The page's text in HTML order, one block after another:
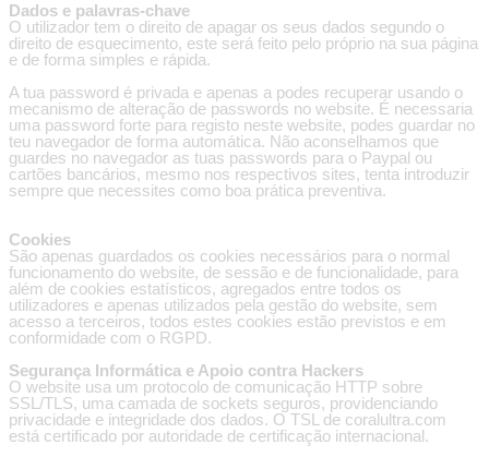
Dados e palavras-chave
O utilizador tem o direito de apagar os seus dados segundo o
direito de esquecimento, este será feito pelo próprio na sua página
e de forma simples e rápida.
A tua password é privada e apenas a podes recuperar usando o
mecanismo de alteração de passwords no website. É necessaria
uma password forte para registo neste website, podes guardar no
teu navegador de forma automática. Não aconselhamos que
guardes no navegador as tuas passwords para o Paypal ou
cartões bancários, mesmo nos respectivos sites, tenta introduzir
sempre que necessites como boa prática preventiva.
Cookies
São apenas guardados os cookies necessários para o normal
funcionamento do website, de sessão e de funcionalidade, para
além de cookies estatísticos, agregados entre todos os
utilizadores e apenas utilizados pela gestão do website, sem
acesso a terceiros, todos estes cookies estão previstos e em
conformidade com o RGPD.
Segurança Informática e Apoio contra Hackers
O website usa um protocolo de comunicação HTTP sobre
SSL/TLS, uma camada de sockets seguros, providenciando
privacidade e integridade dos dados. O TSL de coralultra.com
está certificado por autoridade de certificação internacional.